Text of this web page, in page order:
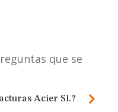
que se
Acier Sl.?